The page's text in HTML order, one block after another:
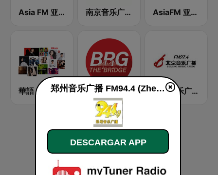
Asia FM 亚洲天空台 南京音乐广播 FM105.8 (Nanjing music) AsiaFM 亚洲音乐台
華語 HITS 華語 HITS 北京音乐广播 97.4 (Beijing Music Radio)
郑州音乐广播 FM94.4 (Zhengzhou Music) en vivo
DESCARGAR APP